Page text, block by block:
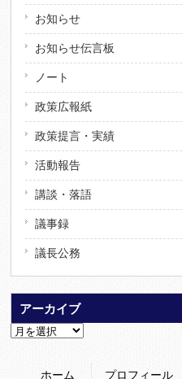
お知らせ
お知らせ伝言板
ノート
政策広報紙
政策提言・実績
活動報告
講談・落語
議事録
議長公務
アーカイブ
ア
ホーム プロフィール